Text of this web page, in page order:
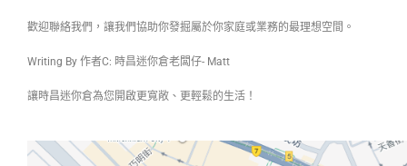
歡迎聯絡我們，讓我們協助你發掘屬於你家庭或業務的最理想空間。
Writing By 作者C: 時昌迷你倉老闆仔- Matt
讓時昌迷你倉為您開啟更寬敞、更輕鬆的生活！